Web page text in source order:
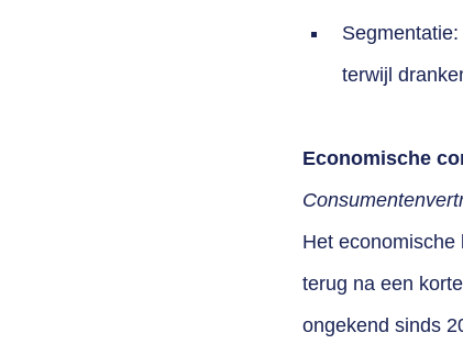
terwijl
Economische
Het
terug na een
ongekend sinds